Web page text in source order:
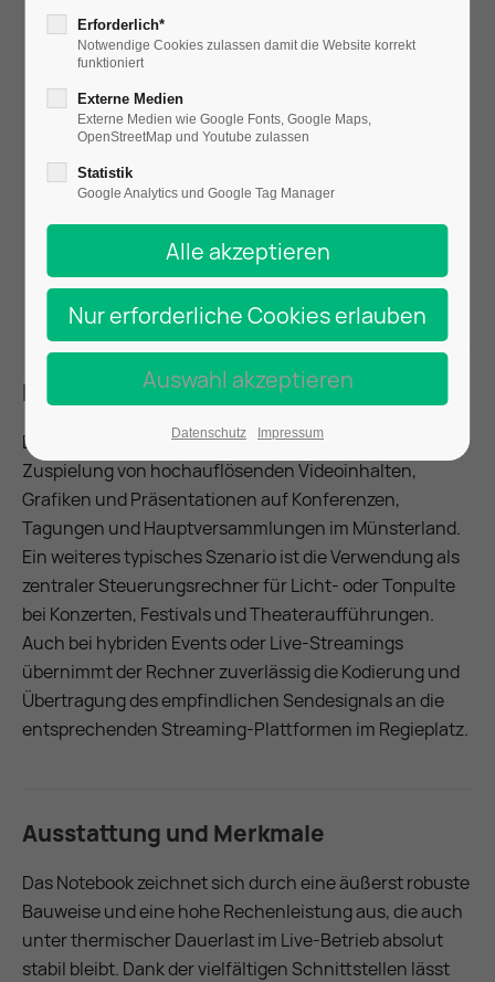
Einsatzbereiche
Dieses mobile Kraftpaket beweist seine Stärke bei der
Zuspielung von hochauflösenden Videoinhalten,
Grafiken und Präsentationen auf Konferenzen,
Tagungen und Hauptversammlungen im Münsterland.
Ein weiteres typisches Szenario ist die Verwendung als
zentraler Steuerungsrechner für Licht- oder Tonpulte
bei Konzerten, Festivals und Theateraufführungen.
Auch bei hybriden Events oder Live-Streamings
übernimmt der Rechner zuverlässig die Kodierung und
Übertragung des empfindlichen Sendesignals an die
entsprechenden Streaming-Plattformen im Regieplatz.
Ausstattung und Merkmale
Das Notebook zeichnet sich durch eine äußerst robuste
Bauweise und eine hohe Rechenleistung aus, die auch
unter thermischer Dauerlast im Live-Betrieb absolut
stabil bleibt. Dank der vielfältigen Schnittstellen lässt
Erforderlich*
Notwendige Cookies zulassen damit die Website korrekt
funktioniert
Externe Medien
Externe Medien wie Google Fonts, Google Maps,
OpenStreetMap und Youtube zulassen
Statistik
Google Analytics und Google Tag Manager
Datenschutz Impressum